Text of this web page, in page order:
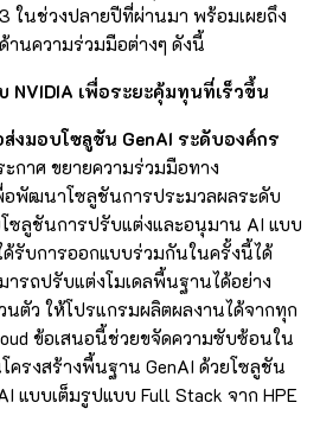
ในช่วงปลายปีที่ผ่านมา พร้อมเผยถึง
นความร่วมมือต่างๆ ดังนี้
NVIDIA เพื่อระยะคุ้มทุนที่เร็วขึ้น
ส่งมอบโซลูชัน GenAI ระดับองค์กร
ะกาศ ขยายความร่วมมือทาง
อพัฒนาโซลูชันการประมวลผลระดับ
ซลูชันการปรับแต่งและอนุมาน AI แบบ
ด้รับการออกแบบร่วมกันในครั้งนี้ได้
รถปรับแต่งโมเดลพื้นฐานได้อย่าง
นตัว ให้โปรแกรมผลิตผลงานได้จากทุก
ข้อเสนอนี้ช่วยขจัดความซับซ้อนใน
ครงสร้างพื้นฐาน GenAI ด้วยโซลูชัน
แบบเต็มรูปแบบ Full Stack จาก HPE